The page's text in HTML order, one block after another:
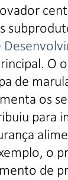
O
de
os
para
o
de